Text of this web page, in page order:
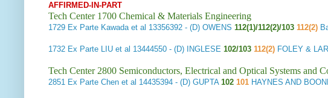
AFFIRMED-IN-PART
Tech Center 1700 Chemical & Materials Engineering
1729 Ex Parte Kawada et al 13356392 - (D) OWENS 112(1)/112(2)/103 112(2)
1732 Ex Parte LIU et al 13444550 - (D) INGLESE 102/103 112(2) FOLEY &
Tech Center 2800 Semiconductors, Electrical and Optical Systems and
2851 Ex Parte Chen et al 14435394 - (D) GUPTA 102 101 HAYNES AND